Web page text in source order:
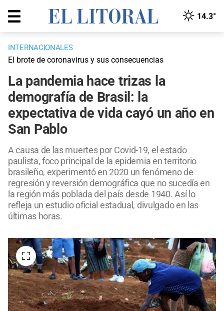
14.3°
INTERNACIONALES
El brote de coronavirus y sus consecuencias
La pandemia hace trizas la
demografía de Brasil: la
expectativa de vida cayó un año en
San Pablo
A causa de las muertes por Covid-19, el estado
paulista, foco principal de la epidemia en territorio
brasileño, experimentó en 2020 un fenómeno de
regresión y reversión demográfica que no sucedía en
la región más poblada del país desde 1940. Así lo
refleja un estudio oficial estadual, divulgado en las
últimas horas.